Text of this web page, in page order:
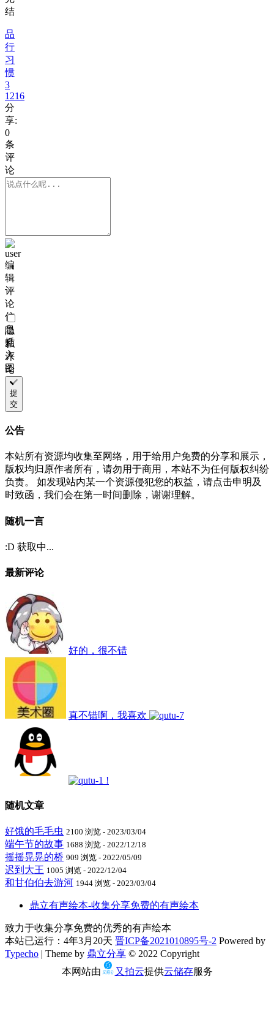
结
品
行
习
惯
3
1216
分
享:
0
条
评
论
编
辑
评
论
信
息
插
入
图
片
链
接
隐
私
评
论
提
交
公告
本站所有资源均收集至网络，用于给用户免费的分享和展示，
版权均归原作者所有，请勿用于商用，本站不为任何版权纠纷
负责。 如发现站内某一个资源侵犯您的权益，请点击申明及
时致函，我们会在第一时间删除，谢谢理解。
随机一言
:D 获取中...
最新评论
好的，很不错
真不错啊，我喜欢
!
随机文章
好饿的毛毛虫 2100 浏览 - 2023/03/04
端午节的故事 1688 浏览 - 2022/12/18
摇摇晃晃的桥 909 浏览 - 2022/05/09
迟到大王 1005 浏览 - 2022/12/04
和甘伯伯去游河 1944 浏览 - 2023/03/04
鼎立有声绘本-收集分享免费的有声绘本
致力于收集分享免费的优秀的有声绘本
本站已运行：4年3月20天 晋ICP备2021010895号-2 Powered by
Typecho | Theme by 鼎立分享 © 2022 Copyright
本网站由
又拍云提供云储存服务